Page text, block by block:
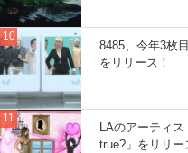
8485、今年3枚
をリリース！
LAのアーティ
true?」をリリー